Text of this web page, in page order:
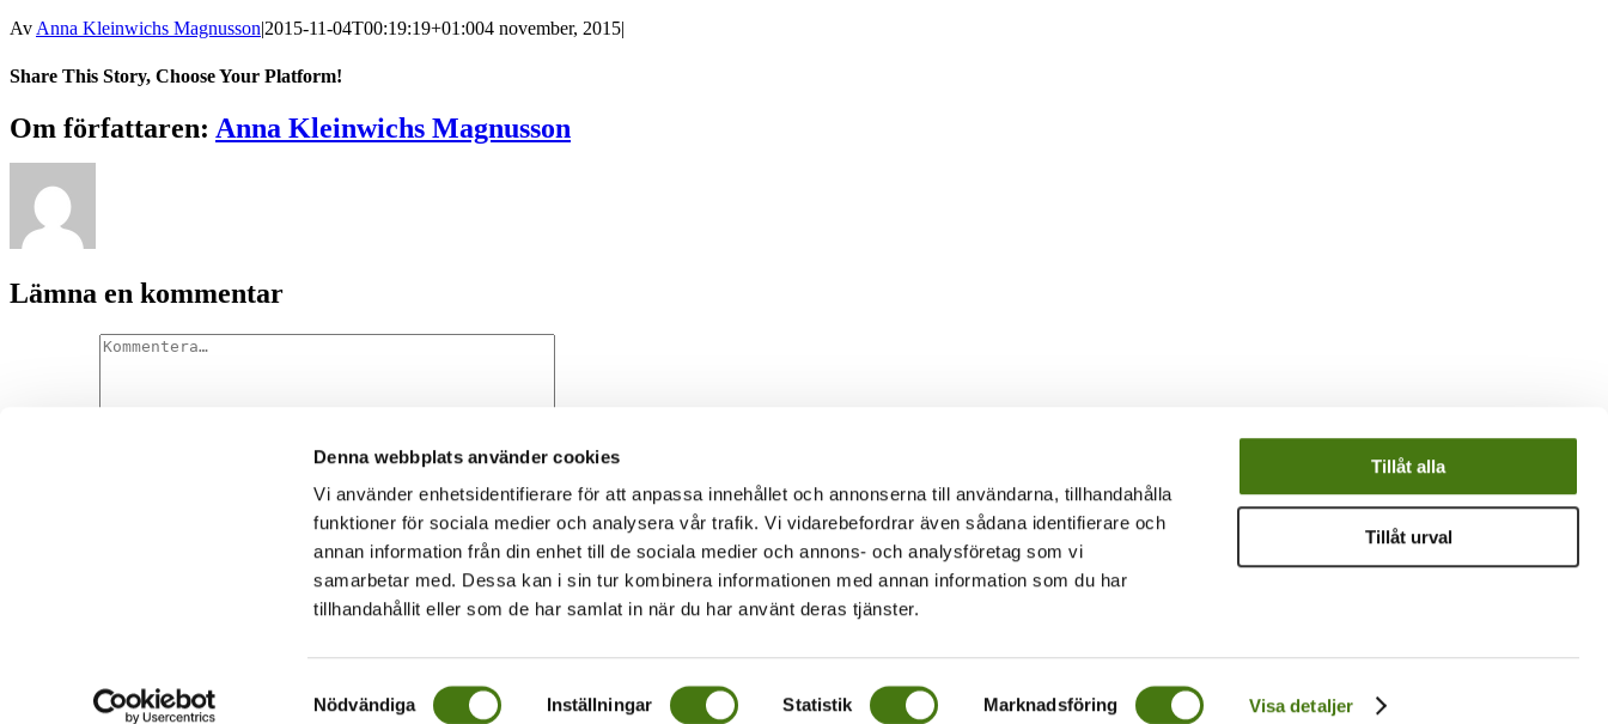
Denna webbplats använder cookies
Vi använder enhetsidentifierare för att anpassa innehållet och annonserna till användarna, tillhandahålla
funktioner för sociala medier och analysera vår trafik. Vi vidarebefordrar även sådana identifierare och
annan information från din enhet till de sociala medier och annons- och analysföretag som vi
samarbetar med. Dessa kan i sin tur kombinera informationen med annan information som du har
tillhandahållit eller som de har samlat in när du har använt deras tjänster.
Nödvändiga Inställningar Statistik Marknadsföring Visa detaljer
Tillåt alla
Tillåt urval
AvAnna Kleinwichs Magnusson|2015-11-04T00:19:19+01:004 november, 2015|
Share This Story, Choose Your Platform!
Om författaren: Anna Kleinwichs Magnusson
Lämna en kommentar
Denna webbplats använder Akismet för att minska skräppost.Lär dig om hur din kommentarsdata bearbetas.
Page load link